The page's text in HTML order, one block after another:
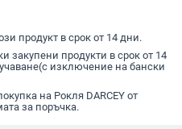
продукт в срок от 14 дни.
закупени продукти в срок от 14
изключение на бански
на Рокля DARCEY от
за поръчка.